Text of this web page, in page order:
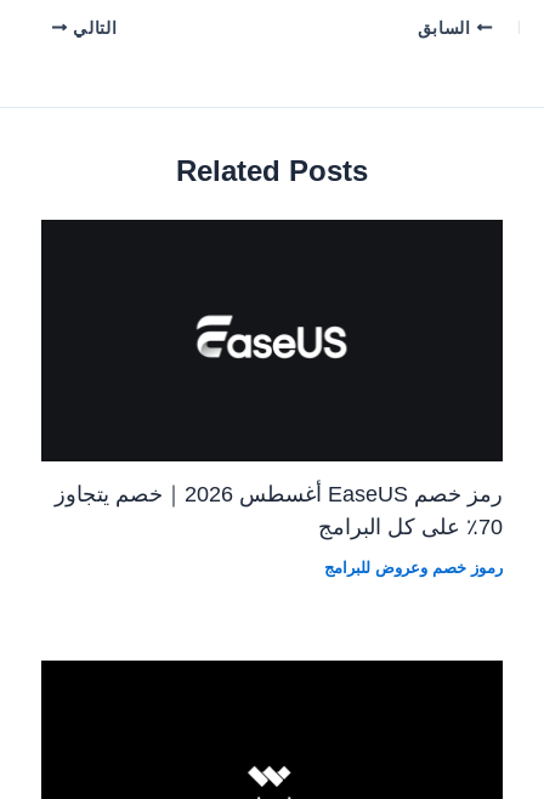
السابق التالي
Related Posts
رمز خصم EaseUS أغسطس 2026｜خصم يتجاوز
70٪ على كل البرامج
رموز خصم وعروض للبرامج